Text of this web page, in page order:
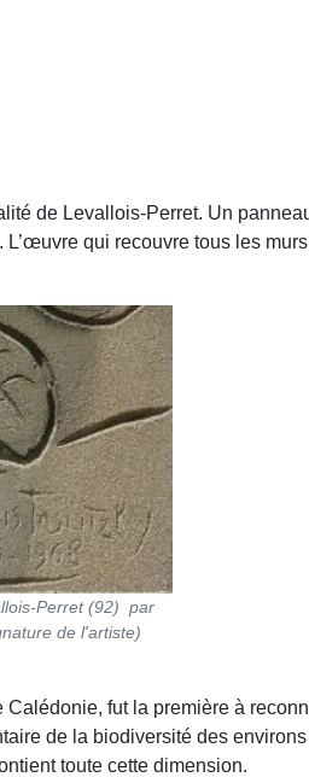
de Levallois-Perret. Un
qui recouvre tous les
Perret (92) par
de l'artiste)
fut la première à
de la biodiversité des
toute cette dimension.